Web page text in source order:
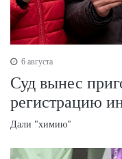
6 августа
Суд вынес
регистрацию
Дали "химию"